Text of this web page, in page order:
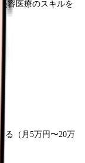
容医療のスキルを
る（月5万円〜20万